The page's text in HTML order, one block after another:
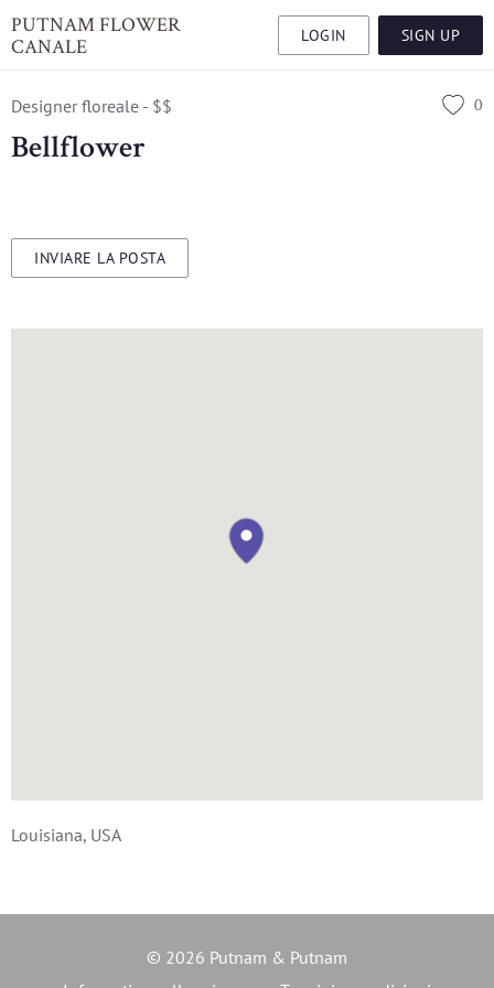
PUTNAM FLOWER
CANALE
LOGIN SIGN UP
0
Designer floreale - $$
Bellflower
INVIARE LA POSTA
Louisiana, USA
© 2026 Putnam & Putnam